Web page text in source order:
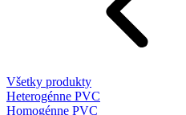
Všetky produkty
Heterogénne PVC
Homogénne PVC